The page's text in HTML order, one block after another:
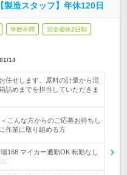
製造スタッフ】年休120日
学歴不問 完全週休2日制
14
任せします。原料の計量から混
詰めまでを担当していただきま
こんな方からのご応募お待ちし
作業に取り組める方
168 マイカー通勤OK 転勤なし